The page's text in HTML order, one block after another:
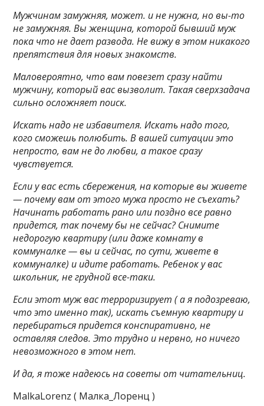
Мужчинам замужняя, может. и не нужна, но вы-то
не замужняя. Вы женщина, которой бывший муж
пока что не дает развода. Не вижу в этом никакого
препятствия для новых знакомств.
Маловероятно, что вам повезет сразу найти
мужчину, который вас вызволит. Такая сверхзадача
сильно осложняет поиск.
Искать надо не избавителя. Искать надо того,
кого сможешь полюбить. В вашей ситуации это
непросто, вам не до любви, а такое сразу
чувствуется.
Если у вас есть сбережения, на которые вы живете
— почему вам от этого мужа просто не съехать?
Начинать работать рано или поздно все равно
придется, так почему бы не сейчас? Снимите
недорогую квартиру (или даже комнату в
коммуналке — вы и сейчас, по сути, живете в
коммуналке) и идите работать. Ребенок у вас
школьник, не грудной все-таки.
Если этот муж вас терроризирует ( а я подозреваю,
что это именно так), искать съемную квартиру и
перебираться придется конспиративно, не
оставляя следов. Это трудно и нервно, но ничего
невозможного в этом нет.
И да, я тоже надеюсь на советы от читательниц.
MalkaLorenz ( Малка_Лоренц )